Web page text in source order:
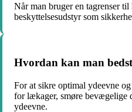
Når man bruger en tagrenser
beskyttelsesudstyr som
Hvordan kan man
For at sikre optimal ydeevne
for lækager, smøre bevægelige
ydeevne.